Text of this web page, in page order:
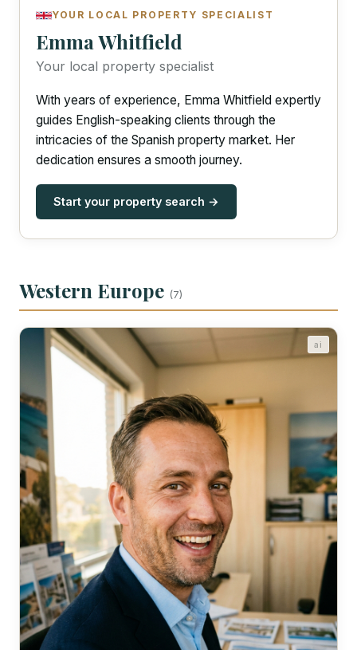
YOUR LOCAL PROPERTY SPECIALIST
Emma Whitfield
Your local property specialist
With years of experience, Emma Whitfield expertly
guides English-speaking clients through the
intricacies of the Spanish property market. Her
dedication ensures a smooth journey.
Start your property search →
Western Europe (7)
ai